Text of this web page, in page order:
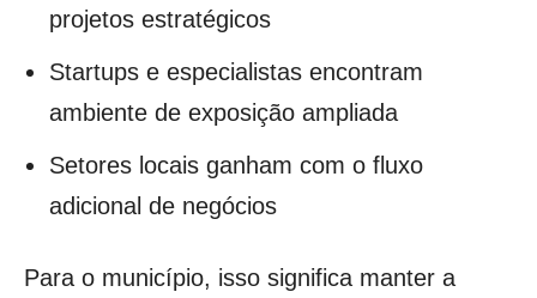
projetos estratégicos
Startups e especialistas encontram
ambiente de exposição ampliada
Setores locais ganham com o fluxo
adicional de negócios
Para o município, isso significa manter a